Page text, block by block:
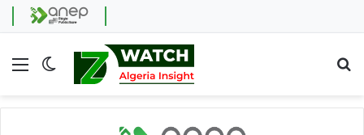
Menu Switch skin